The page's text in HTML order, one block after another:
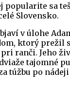
popularite sa
Slovensko.
v úlohe
ktorý prežil
ranči. Jeho
tajomné
túžbu po nádeji